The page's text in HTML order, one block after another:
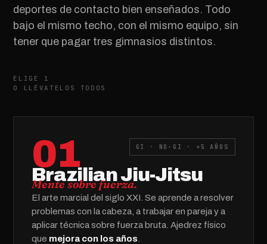
deportes de contacto bien enseñados. Todo
bajo el mismo techo, con el mismo equipo, sin
tener que pagar tres gimnasios distintos.
ELIGE 1
O LLÉVATELOS TODOS
01 GI · NO-GI · +5 AÑOS
Brazilian Jiu-Jitsu
Mente sobre fuerza.
El arte marcial del siglo XXI. Se aprende a resolver
problemas con la cabeza, a trabajar en pareja y a
aplicar técnica sobre fuerza bruta. Ajedrez físico
que mejora con los años